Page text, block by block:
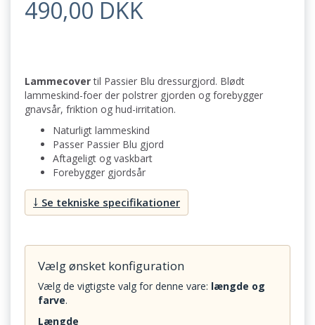
490,00 DKK
Lammecovertil Passier Blu dressurgjord. Blødt
lammeskind-foer der polstrer gjorden og forebygger
gnavsår, friktion og hud-irritation.
Naturligt lammeskind
Passer Passier Blu gjord
Aftageligt og vaskbart
Forebygger gjordsår
↓ Se tekniske specifikationer
Vælg ønsket konfiguration
Vælg de vigtigste valg for denne vare: længde og
farve.
Længde